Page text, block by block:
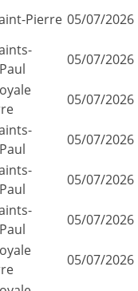
Pierre 05/07/2026
05/07/2026
05/07/2026
05/07/2026
05/07/2026
05/07/2026
05/07/2026